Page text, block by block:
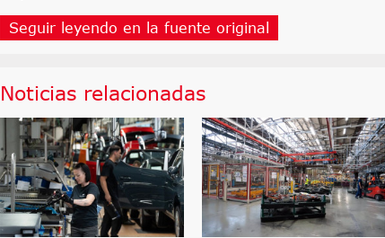
Seguir leyendo en la fuente original
Noticias relacionadas